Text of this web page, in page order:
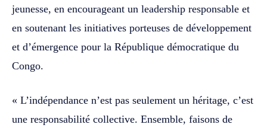
jeunesse, en encourageant un leadership responsable et
en soutenant les initiatives porteuses de développement
et d’émergence pour la République démocratique du
Congo.
« L’indépendance n’est pas seulement un héritage, c’est
une responsabilité collective. Ensemble, faisons de